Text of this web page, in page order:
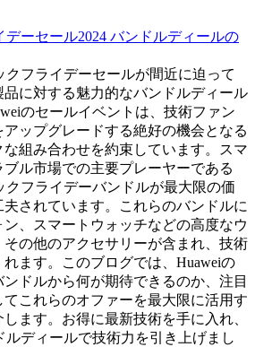
デーセール2024 バンドルディールの
クフライデーセールが間近に迫って
に対する魅力的なバンドルディール
のセールイベントは、技術ファン
ップグレードする絶好の機会となる
組み合わせを約束しています。スマ
ル市場での主要プレーヤーである
クフライデーバンドルが最大限の価
されています。これらのバンドルに
、スマートウォッチなどの高度なウ
その他のアクセサリーが含まれ、技術
ます。このブログでは、Huaweiの
ドルから何が期待できるのか、注目
これらのオファーを最大限に活用す
ます。お得に最新技術を手に入れ、
ルディールで技術力を引き上げまし